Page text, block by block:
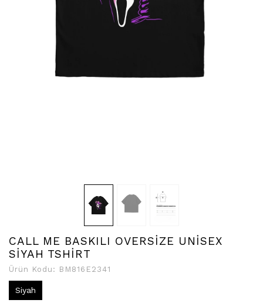
CALL ME BASKILI OVERSİZE UNİSEX
SİYAH TSHİRT
Ürün Kodu: BM816E2341
Siyah